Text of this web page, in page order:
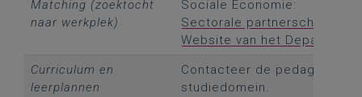
Matching (zoektocht
naar werkplek)
Sociale Economie:
Sectorale partnerschappen
Website van het
Curriculum en
leerplannen
Contacteer de pedagogisch
studiedomein.